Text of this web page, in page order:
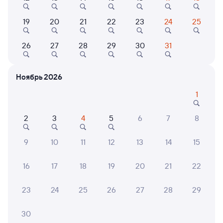
6 причин купить ж/д билеты
Онлайн-покупка за 4 минуты
Подробные ответы на вопросы о поездке или
Отель
Otel Rus
Показать
ещё 2
варианта
19 20 21 22 23 24 25
26 27 28 29 30 31
Ноябрь 2026
1
2 3 4 5 6 7 8
9 10 11 12 13 14 15
16 17 18 19 20 21 22
23 24 25 26 27 28 29
30